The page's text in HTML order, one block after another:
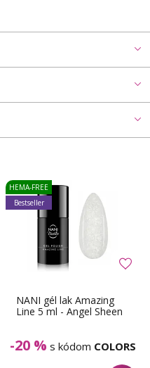
NANI gél lak Amazing
Line 5 ml - Angel Sheen
-20 % s kódom COLORS
HEMA-FREE
Bestseller